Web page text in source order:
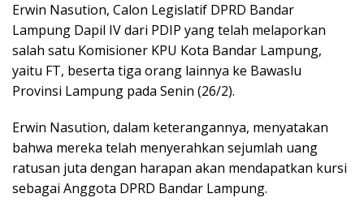
Erwin Nasution, Calon Legislatif DPRD Bandar
Lampung Dapil IV dari PDIP yang telah melaporkan
salah satu Komisioner KPU Kota Bandar Lampung,
yaitu FT, beserta tiga orang lainnya ke Bawaslu
Provinsi Lampung pada Senin (26/2).
Erwin Nasution, dalam keterangannya, menyatakan
bahwa mereka telah menyerahkan sejumlah uang
ratusan juta dengan harapan akan mendapatkan kursi
sebagai Anggota DPRD Bandar Lampung.